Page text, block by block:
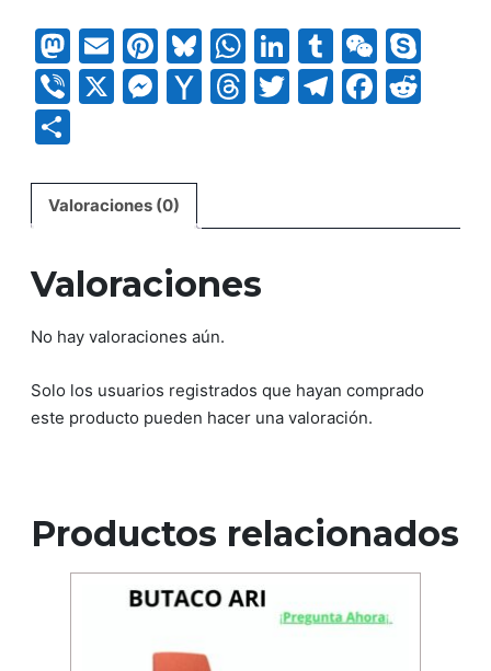
Mastodon
EmailPinterest
Bluesky
WhatsApp
LinkedIn
Tumblr
Viber
X Messenger
Yahoo
Threads
Twitter
Telegram
Valoraciones (0)
Valoraciones
No hay valoraciones aún.
Solo los usuarios registrados que hayan comprado
este producto pueden hacer una valoración.
Productos relacionados